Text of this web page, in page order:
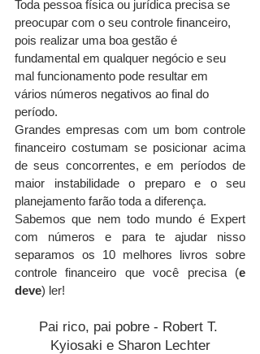
Mais recentes
Toda pessoa física ou jurídica precisa se
preocupar com o seu controle financeiro,
pois realizar uma boa gestão é
fundamental em qualquer negócio e seu
mal funcionamento pode resultar em
vários números negativos ao final do
período.
Grandes empresas com um bom controle
financeiro costumam se posicionar acima
de seus concorrentes, e em períodos de
maior instabilidade o preparo e o seu
planejamento farão toda a diferença.
Sabemos que nem todo mundo é Expert
com números e para te ajudar nisso
separamos os 10 melhores livros sobre
controle financeiro que você precisa (e
deve) ler!
Pai rico, pai pobre - Robert T.
Kyiosaki e Sharon Lechter